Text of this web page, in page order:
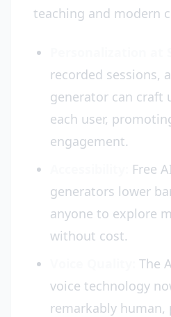
teaching and modern
recorded sessions,
generator can craft
each user,
engagement.
Free
generators lower
anyone to explore
without cost.
The
voice technology
remarkably